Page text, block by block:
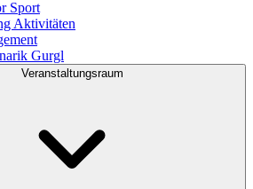
Sport
Aktivitäten
Gurgl
Veranstaltungsraum